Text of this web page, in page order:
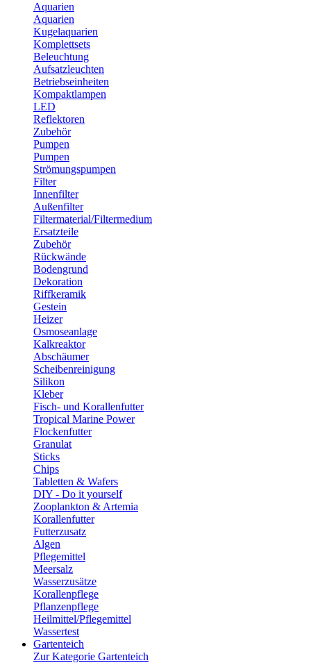
Aquarien
Aquarien
Kugelaquarien
Komplettsets
Beleuchtung
Aufsatzleuchten
Betriebseinheiten
Kompaktlampen
LED
Reflektoren
Zubehör
Pumpen
Pumpen
Strömungspumpen
Filter
Innenfilter
Außenfilter
Filtermaterial/Filtermedium
Ersatzteile
Zubehör
Rückwände
Bodengrund
Dekoration
Riffkeramik
Gestein
Heizer
Osmoseanlage
Kalkreaktor
Abschäumer
Scheibenreinigung
Silikon
Kleber
Fisch- und Korallenfutter
Tropical Marine Power
Flockenfutter
Granulat
Sticks
Chips
Tabletten & Wafers
DIY - Do it yourself
Zooplankton & Artemia
Korallenfutter
Futterzusatz
Algen
Pflegemittel
Meersalz
Wasserzusätze
Korallenpflege
Pflanzenpflege
Heilmittel/Pflegemittel
Wassertest
Gartenteich
Zur Kategorie Gartenteich